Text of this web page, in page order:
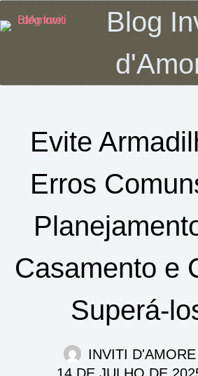
para
Blog
Evite
Erros
Casamento e
Superá-
INVITI D'AMORE